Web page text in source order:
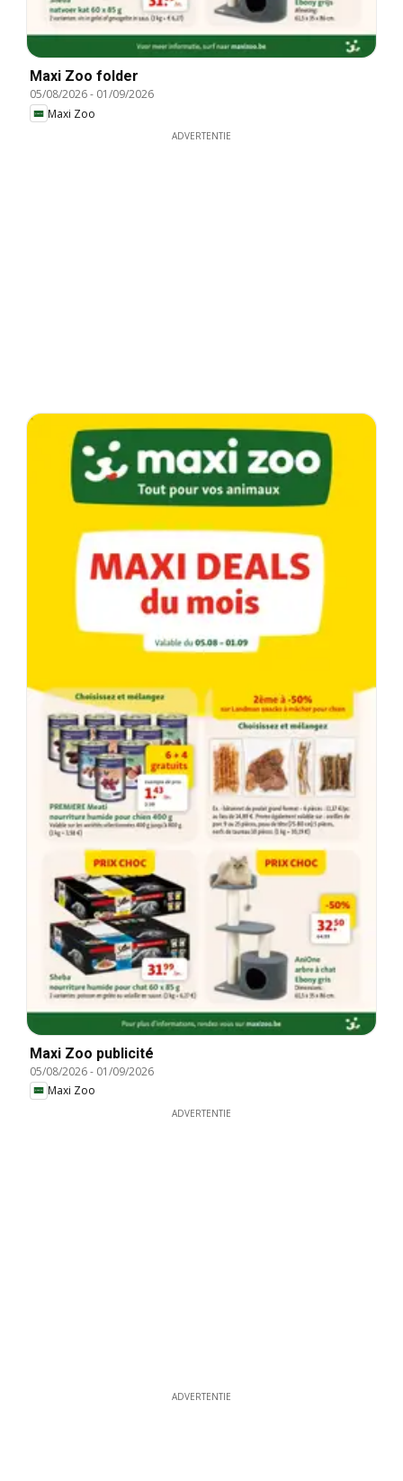
Maxi Zoo folder
05/08/2026- 01/09/2026
Maxi Zoo
ADVERTENTIE
Maxi Zoo publicité
05/08/2026- 01/09/2026
Maxi Zoo
ADVERTENTIE
ADVERTENTIE